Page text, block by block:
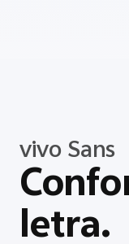
vivo Sans
letra.